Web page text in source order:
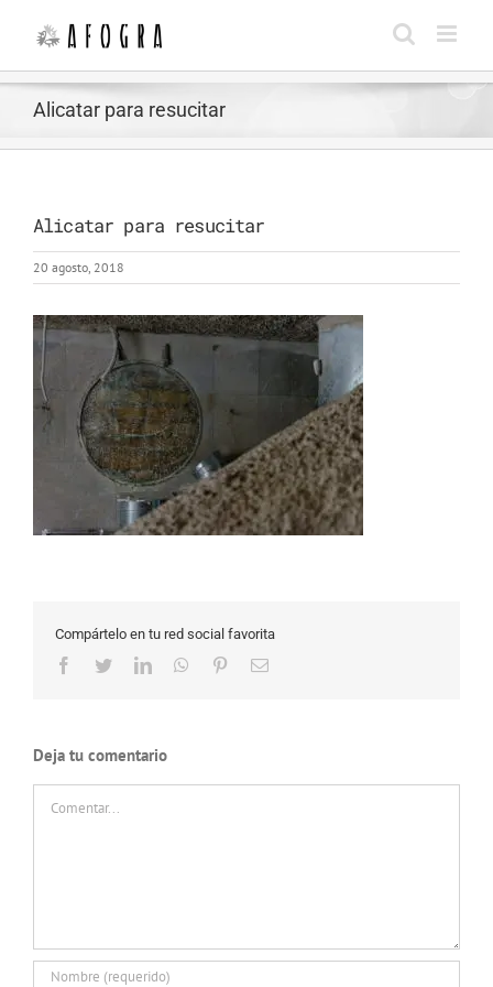
contenido
Alicatar para resucitar
Alicatar para resucitar
20 agosto, 2018
Compártelo en tu red social favorita
Facebook
TwitterLinkedInWhatsApp
PinterestCorreo
Deja tu comentario